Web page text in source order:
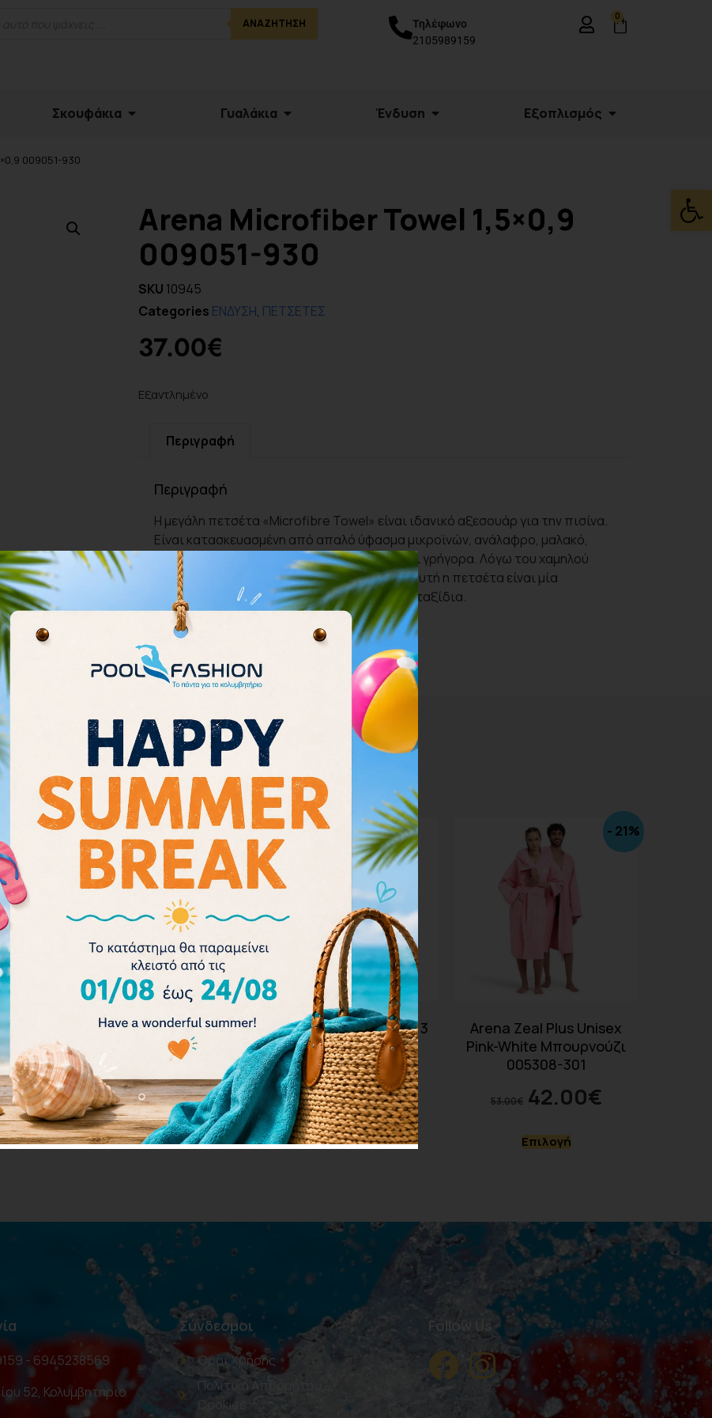
ΑΝΑΖΉΤΗΣΗ
Τηλέφωνο
2105989159
0
Σκουφάκια Γυαλάκια Ένδυση Εξοπλισμός
009051-930
Arena Microfiber Towel 1,5×0,9
009051-930
SKU 10945
Categories ΕΝΔΥΣΗ, ΠΕΤΣΕΤΕΣ
37.00€
Εξαντλημένο
Περιγραφή
Περιγραφή
Η μεγάλη πετσέτα «Microfibre Towel» είναι ιδανικό αξεσουάρ για την πισίνα.
Είναι κατασκευασμένη από απαλό ύφασμα μικροϊνών, ανάλαφρο, μαλακό,
που απομακρύνει την υγρασία και στεγνώνει γρήγορα. Λόγω του χαμηλού
βάρους και του μεγέθους της συσκευασίας αυτή η πετσέτα είναι μία
φανταστική επιλογή για όλα τα σπορ και τα ταξίδια.
Διαστάσεις: 150 εκατοστά Χ 90 εκατοστά.
Arena Microfiber Towel
1,5×0,9 009051-830
37.00€
Προσθήκη στο καλάθι
Arena Basic Socks Low 3
Pack 54523-50
10.00€
Επιλογή
- 21%
Arena Zeal Plus Unisex
Pink-White Μπουρνούζι
005308-301
53.00€ 42.00€
Επιλογή
- 6945238569
52, Κολυμβητήριο
Σύνδεσμοι
Όροι Χρήσης
Πολιτική Απορρήτου –
Cookies
Follow Us